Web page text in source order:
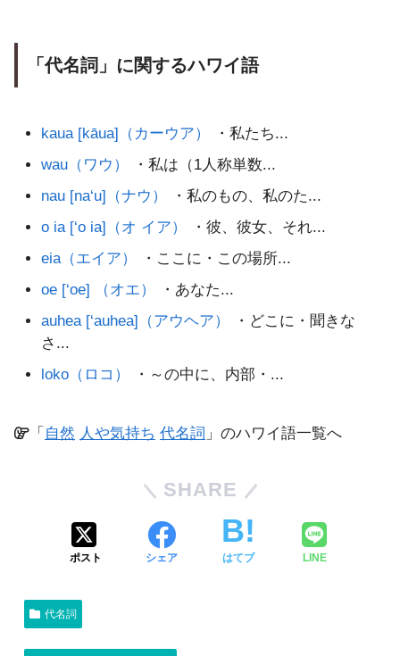
「代名詞」に関するハワイ語
kaua [kāua]（カーウア）
・私たち...
wau（ワウ）
・私は（1人称単数...
nau [na‘u]（ナウ）
・私のもの、私のた...
o ia [‘o ia]（オ イア）
・彼、彼女、それ...
eia（エイア）
・ここに・この場所...
oe [‘oe] （オエ）
・あなた...
auhea [‘auhea]（アウヘア）
・どこに・聞きな
さ...
loko（ロコ）
・～の中に、内部・...
「 自然 人や気持ち 代名詞 」のハワイ語一覧へ
SHARE
ポスト シェア はてブ LINE
代名詞